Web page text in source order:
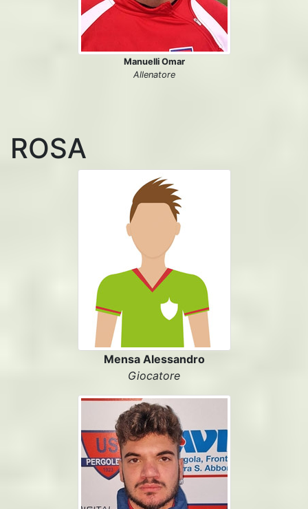
Manuelli Omar
Allenatore
ROSA
Mensa Alessandro
Giocatore